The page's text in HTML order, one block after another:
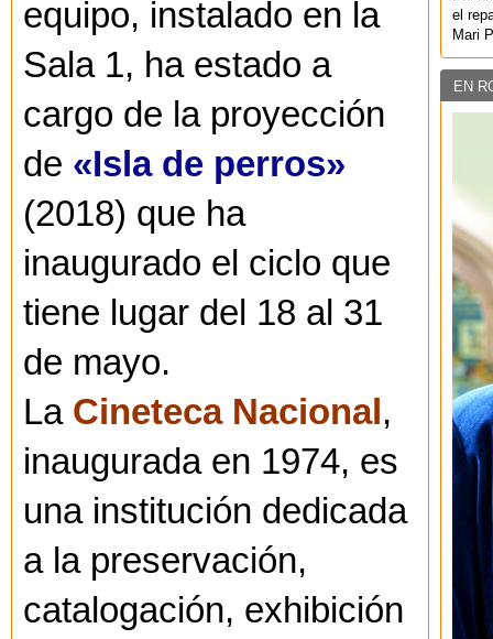
equipo, instalado en la
Sala 1, ha estado a
cargo de la proyección
de «Isla de perros»
(2018) que ha
inaugurado el ciclo que
tiene lugar del 18 al 31
de mayo.
La Cineteca Nacional ,
inaugurada en 1974, es
una institución dedicada
a la preservación,
catalogación, exhibición
el
Mari
EN